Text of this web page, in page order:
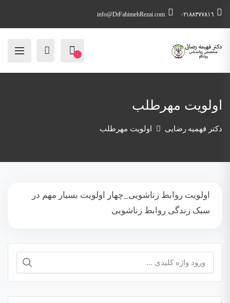
٠٢١٨٨٣٧٧٨١٦ info@DrFahimehRezai.com
۰
اولویت مهرطلب
دکتر فهمیه رضایی اولویت مهرطلب
اولویت روابط زناشویی_چهار اولویت بسیار مهم در
سبک زندگی روابط زناشویی
جستجو